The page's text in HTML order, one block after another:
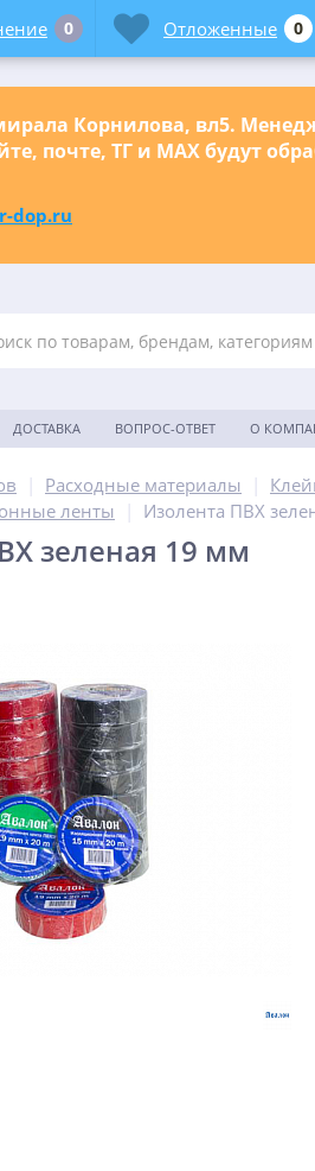
Корнилова, вл5.
почте, ТГ и МАХ будут
dop.ru
ДОСТАВКА ВОПРОС-ОТВЕТ О
Расходные материалы
ленты
Изолента ПВХ
зеленая 19 мм
0 Отложенные 0